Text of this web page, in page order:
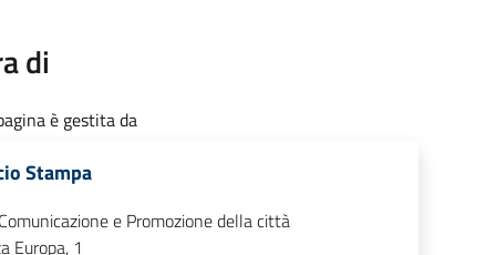
di
è gestita da
Stampa
e Promozione della città
Europa, 1